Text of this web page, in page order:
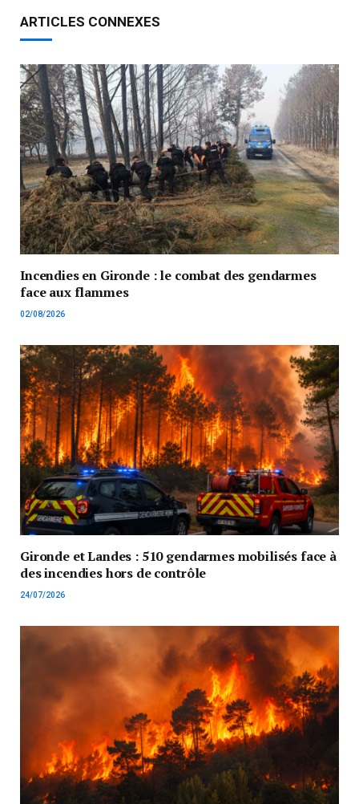
ARTICLES CONNEXES
Incendies en Gironde : le combat des gendarmes
face aux flammes
02/08/2026
Gironde et Landes : 510 gendarmes mobilisés face à
des incendies hors de contrôle
24/07/2026